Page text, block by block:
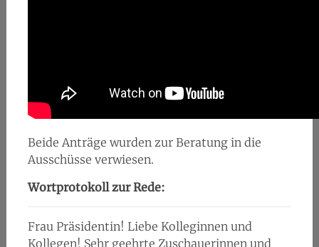
Beide Anträge wurden zur Beratung in die
Ausschüsse verwiesen.
Wortprotokoll zur Rede:
Frau Präsidentin! Liebe Kolleginnen und
Kollegen! Sehr geehrte Zuschauerinnen und